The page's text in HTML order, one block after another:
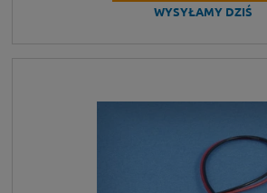
WYSYŁAMY DZIŚ